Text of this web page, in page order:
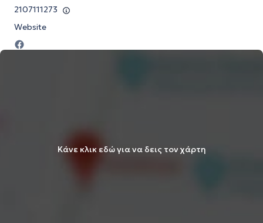
2107111273
Website
Κάνε κλικ εδώ για να δεις τον χάρτη